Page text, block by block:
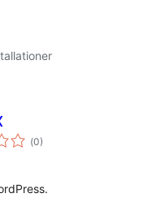
(Totalt
antal
0)